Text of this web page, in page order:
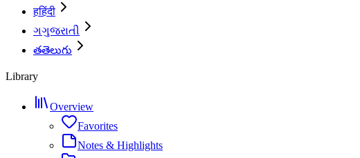
हहिंदी
ગગુજરાતી
తతెలుగు
Library
Overview
Favorites
Notes & Highlights